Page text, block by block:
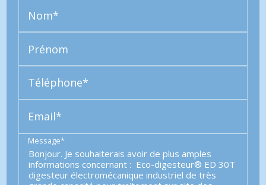
Nom*
Prénom
Téléphone*
Email*
Message*